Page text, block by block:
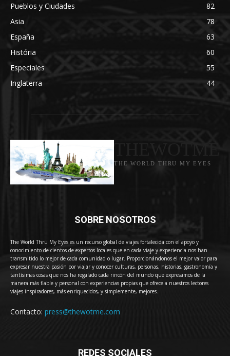
Pueblos y Ciudades
82
Asia
78
España
63
História
60
Especiales
55
Inglaterra
44
THE WORLD THRU MY EYES
SOBRE NOSOTROS
The World Thru My Eyes es un recurso global de viajes fortalecida con el apoyo y
conocimiento de cientos de expertos locales que en cada viaje y experiencia nos han
transmitido lo mejor de cada comunidad o lugar. Proporcionándonos el mejor valor para
expresar nuestra pasión por viajar y conocer culturas, personas, historias, gastronomía y
tantísimas cosas que nos ha regalado cada rincón del mundo que expresamos de la
manera más fiable y personal con experiencias propias que ofrece a nuestros lectores
viajes inspiradores, más enriquecidos, y simplemente, mejores.
Contacto: press@thewotme.com
REDES SOCIALES